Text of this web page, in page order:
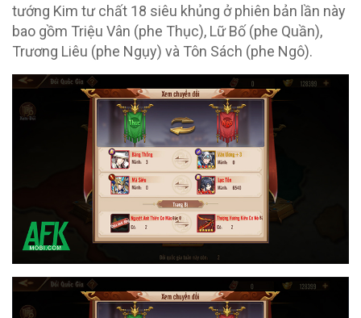
tướng Kim tư chất 18 siêu khủng ở phiên bản lần này
bao gồm Triệu Vân (phe Thục), Lữ Bố (phe Quần),
Trương Liêu (phe Ngụy) và Tôn Sách (phe Ngô).